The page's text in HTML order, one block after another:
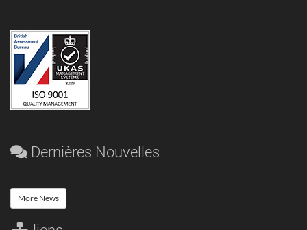
Dernières Nouvelles
More News